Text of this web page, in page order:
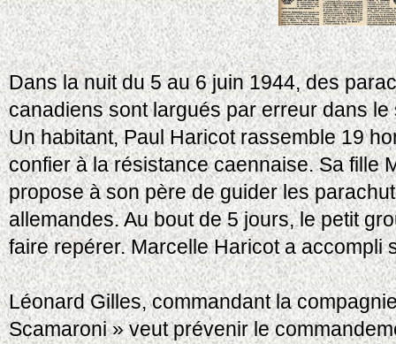
Dans la nuit du 5 au 6 juin 1944, des
canadiens sont largués par erreur dans
Un habitant, Paul Haricot rassemble 19
confier à la résistance caennaise. Sa fille
propose à son père de guider les
allemandes. Au bout de 5 jours, le petit
faire repérer. Marcelle Haricot a accompli
Léonard Gilles, commandant la
Scamaroni » veut prévenir le